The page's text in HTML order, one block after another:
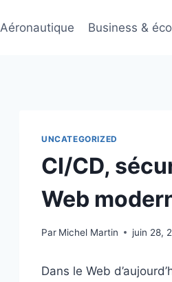
Aéronautique Business &
UNCATEGORIZED
CI/CD,
Web
Par Michel Martin juin 28,
Dans le Web